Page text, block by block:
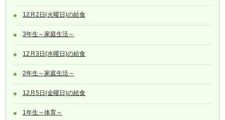
12月2日(火曜日)の給食
3年生～家庭生活～
12月3日(水曜日)の給食
2年生～家庭生活～
12月5日(金曜日)の給食
1年生～体育～